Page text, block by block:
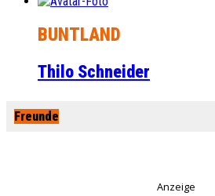
BUNTLAND
Thilo Schneider
Freunde
Anzeige